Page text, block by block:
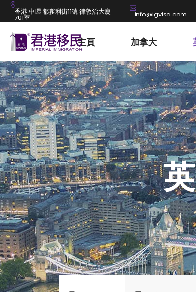
香港 中環 都爹利街11號 律敦治大廈
701室 info@igvisa.com
主頁 加拿大